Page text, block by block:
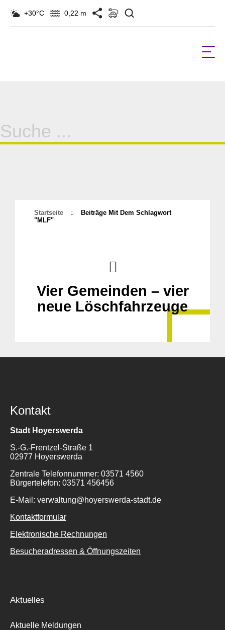
+30°C 0,22 m
Suche
für:
Startseite
Beiträge Mit Dem Schlagwort
"MLF"
Vier Gemeinden – vier
neue Löschfahrzeuge
Kontakt
Stadt Hoyerswerda
S.-G.-Frentzel-Straße 1
02977 Hoyerswerda
Zentrale Telefonnummer: 03571 4560
Bürgertelefon: 03571 456456
E-Mail: verwaltung@hoyerswerda-stadt.de
Kontaktformular
Elektronische Rechnungen
Besucheradressen & Öffnungszeiten
Aktuelles
Aktuelle Meldungen